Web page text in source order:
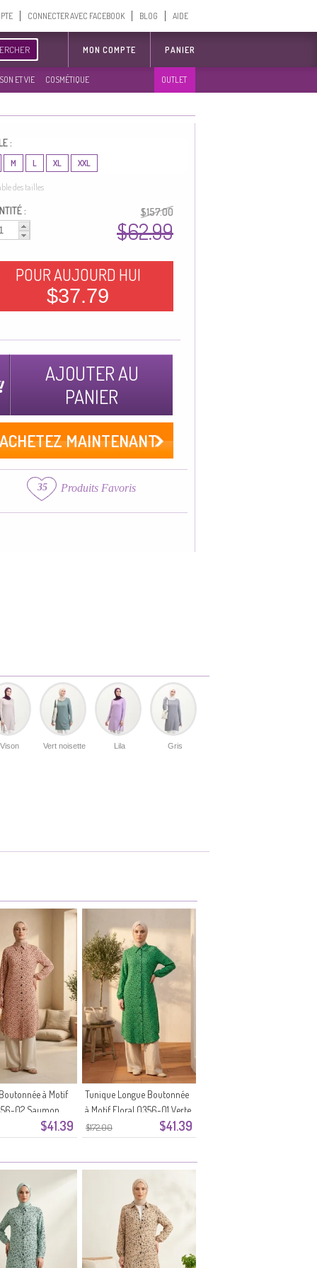
CONNECTER AVEC FACEBOOK BLOG AIDE
MON COMPTE PANIER
ET VIE COSMÉTIQUE OUTLET
:
M L XL XXL
des tailles
: $157.00
$62.99
POUR AUJOURD HUI
$37.79
AJOUTER AU
PANIER
MAINTENANT
35 Produits Favoris
Vison Vert noisette Lila Gris
$41.39
à Motif
02 Saumon
$172.00 $41.39
Tunique Longue Boutonnée
à Motif Floral 0356-01 Verte